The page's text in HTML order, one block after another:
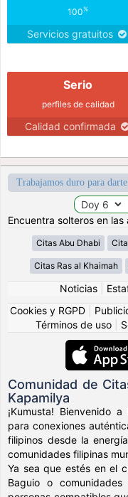
100%
Servicios gratuitos
Serio
perfiles de calidad
Calidad confirmada
Trabajamos duro para
Encuentra solteros en
Citas Abu Dhabi
Citas Ras al Khaimah
Noticias
Cookies y RGPD
Términos de uso
Comunidad de
Kapamilya
¡Kumusta! Bienvenido
para conexiones
filipinos desde la
comunidades filipinas
Ya sea que estés en el
Baguio o